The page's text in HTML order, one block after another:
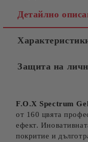
Съгласен съм с
Ние ще се свържем с
Детайлно
Защита на
F.O.X Spectrum
от 160 цвята
ефект.
покритие и